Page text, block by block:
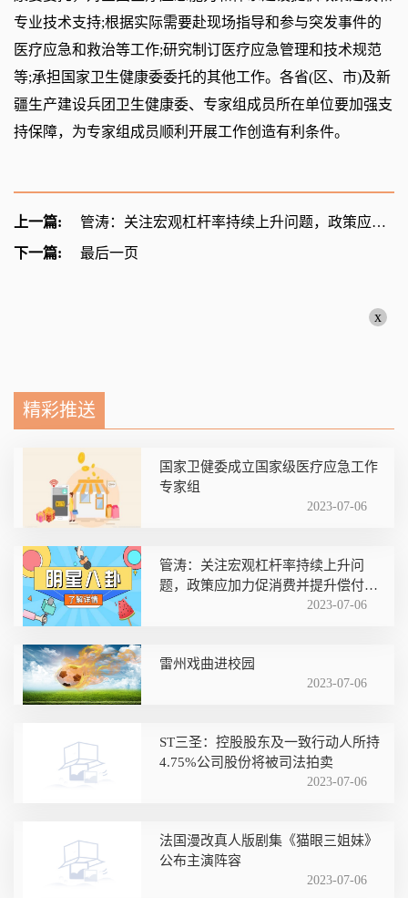
专业技术支持;根据实际需要赴现场指导和参与突发事件的
医疗应急和救治等工作;研究制订医疗应急管理和技术规范
等;承担国家卫生健康委委托的其他工作。各省(区、市)及新
疆生产建设兵团卫生健康委、专家组成员所在单位要加强支
持保障，为专家组成员顺利开展工作创造有利条件。
上一篇:
管涛：关注宏观杠杆率持续上升问题，政策应加力促消费并提升偿付能力
下一篇:
最后一页
x
精彩推送
国家卫健委成立国家级医疗应急工作
专家组
2023-07-06
管涛：关注宏观杠杆率持续上升问
题，政策应加力促消费并提升偿付能
2023-07-06
雷州戏曲进校园
2023-07-06
ST三圣：控股股东及一致行动人所持
4.75%公司股份将被司法拍卖
2023-07-06
法国漫改真人版剧集《猫眼三姐妹》
公布主演阵容
2023-07-06